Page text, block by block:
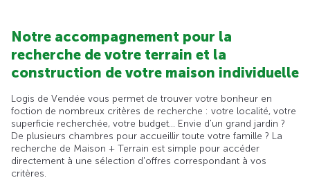
Notre accompagnement pour la
recherche de votre terrain et la
construction de votre maison individuelle
Logis de Vendée vous permet de trouver votre bonheur en
foction de nombreux critères de recherche : votre localité, votre
superficie recherchée, votre budget... Envie d'un grand jardin ?
De plusieurs chambres pour accueillir toute votre famille ? La
recherche de Maison + Terrain est simple pour accéder
directement à une sélection d'offres correspondant à vos
critères.